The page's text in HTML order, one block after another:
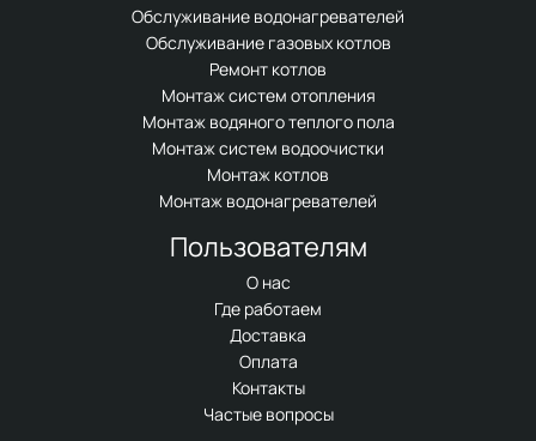
Обслуживание водонагревателей
Обслуживание газовых котлов
Ремонт котлов
Монтаж систем отопления
Монтаж водяного теплого пола
Монтаж систем водоочистки
Монтаж котлов
Монтаж водонагревателей
Пользователям
О нас
Где работаем
Доставка
Оплата
Контакты
Частые вопросы